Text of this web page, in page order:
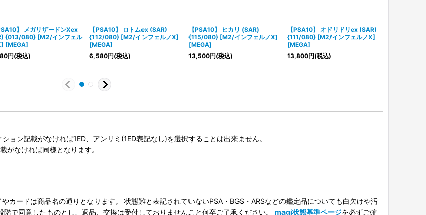
】 メガリザードンXex
{013/080} [M2/インフェル
[MEGA]
円(税込)
【PSA10】 ロトムex (SAR)
{112/080} [M2/インフェルノX]
[MEGA]
6,580円(税込)
【PSA10】 ヒカリ (SAR)
{115/080} [M2/インフェルノX]
[MEGA]
13,500円(税込)
【PSA10】 オドリドリex (SAR)
{111/080} [M2/インフェルノX]
[MEGA]
13,800円(税込)
ン記載がなければ1ED、アンリミ(1ED表記なし)を選択することは出来ません。
がなければ同様となります。
カードは商品名の通りとなります。 状態難と表記されていないPSA・BGS・ARSなどの鑑定品についても白欠けや汚
で同意したものとし、返品、交換は受付しておりませんこと何卒ご了承ください。 magi状態基準ページを必ずご確